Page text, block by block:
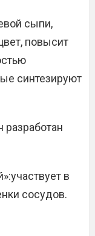
сыпи,
повысит
синтезируют
в
сосудов.